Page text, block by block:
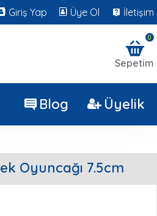
Giriş Yap Üye Ol İletişim
Sepetim
0
Blog Üyelik
Oyuncağı 7.5cm